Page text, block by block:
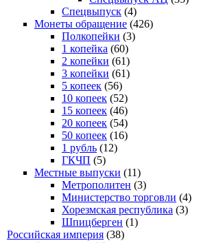
Спецвыпуск (4)
Монеты обращение (426)
Полкопейки (3)
1 копейка (60)
2 копейки (61)
3 копейки (61)
5 копеек (56)
10 копеек (52)
15 копеек (46)
20 копеек (54)
50 копеек (16)
1 рубль (12)
ГКЧП (5)
Местные выпуски (11)
Метрополитен (3)
Министерство торговли (4)
Хорезмская республика (3)
Шпицберген (1)
Российская империя (38)